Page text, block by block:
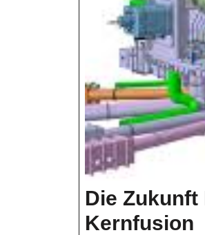
Die Zukunft
Kernfusion